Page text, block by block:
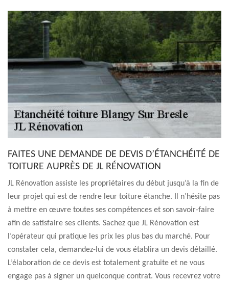
FAITES UNE DEMANDE DE DEVIS D’ÉTANCHÉITÉ DE
TOITURE AUPRÈS DE JL RÉNOVATION
JL Rénovation assiste les propriétaires du début jusqu’à la fin de
leur projet qui est de rendre leur toiture étanche. Il n’hésite pas
à mettre en œuvre toutes ses compétences et son savoir-faire
afin de satisfaire ses clients. Sachez que JL Rénovation est
l’opérateur qui pratique les prix les plus bas du marché. Pour
constater cela, demandez-lui de vous établira un devis détaillé.
L’élaboration de ce devis est totalement gratuite et ne vous
engage pas à signer un quelconque contrat. Vous recevrez votre